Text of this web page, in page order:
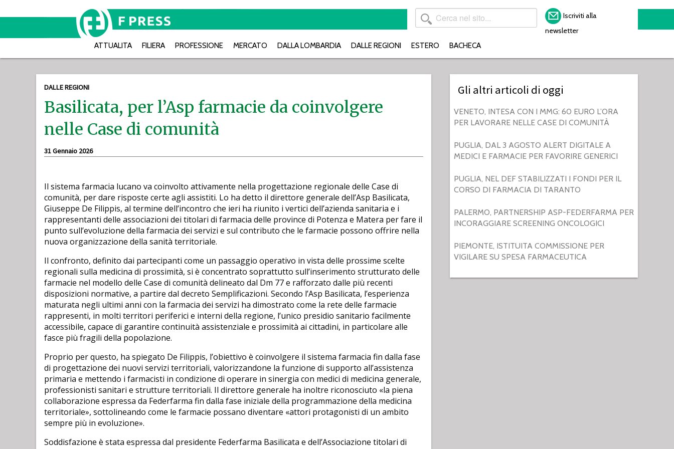
Iscriviti alla
newsletter
ATTUALITA FILIERA PROFESSIONE MERCATO DALLA LOMBARDIA DALLE REGIONI ESTERO BACHECA
DALLE REGIONI
Basilicata, per l’Asp farmacie da coinvolgere
nelle Case di comunità
31 Gennaio 2026
Il sistema farmacia lucano va coinvolto attivamente nella progettazione regionale delle Case di
comunità, per dare risposte certe agli assistiti. Lo ha detto il direttore generale dell’Asp Basilicata,
Giuseppe De Filippis, al termine dell’incontro che ieri ha riunito i vertici dell’azienda sanitaria e i
rappresentanti delle associazioni dei titolari di farmacia delle province di Potenza e Matera per fare il
punto sull’evoluzione della farmacia dei servizi e sul contributo che le farmacie possono offrire nella
nuova organizzazione della sanità territoriale.
Il confronto, definito dai partecipanti come un passaggio operativo in vista delle prossime scelte
regionali sulla medicina di prossimità, si è concentrato soprattutto sull’inserimento strutturato delle
farmacie nel modello delle Case di comunità delineato dal Dm 77 e rafforzato dalle più recenti
disposizioni normative, a partire dal decreto Semplificazioni. Secondo l’Asp Basilicata, l’esperienza
maturata negli ultimi anni con la farmacia dei servizi ha dimostrato come la rete delle farmacie
rappresenti, in molti territori periferici e interni della regione, l’unico presidio sanitario facilmente
accessibile, capace di garantire continuità assistenziale e prossimità ai cittadini, in particolare alle
fasce più fragili della popolazione.
Proprio per questo, ha spiegato De Filippis, l’obiettivo è coinvolgere il sistema farmacia fin dalla fase
di progettazione dei nuovi servizi territoriali, valorizzandone la funzione di supporto all’assistenza
primaria e mettendo i farmacisti in condizione di operare in sinergia con medici di medicina generale,
professionisti sanitari e strutture territoriali. Il direttore generale ha inoltre riconosciuto «la piena
collaborazione espressa da Federfarma fin dalla fase iniziale della programmazione della medicina
territoriale», sottolineando come le farmacie possano diventare «attori protagonisti di un ambito
sempre più in evoluzione».
Soddisfazione è stata espressa dal presidente Federfarma Basilicata e dell’Associazione titolari di
Gli altri articoli di oggi
VENETO, INTESA CON I MMG: 60 EURO L’ORA
PER LAVORARE NELLE CASE DI COMUNITÀ
PUGLIA, DAL 3 AGOSTO ALERT DIGITALE A
MEDICI E FARMACIE PER FAVORIRE GENERICI
PUGLIA, NEL DEF STABILIZZATI I FONDI PER IL
CORSO DI FARMACIA DI TARANTO
PALERMO, PARTNERSHIP ASP-FEDERFARMA PER
INCORAGGIARE SCREENING ONCOLOGICI
PIEMONTE, ISTITUITA COMMISSIONE PER
VIGILARE SU SPESA FARMACEUTICA